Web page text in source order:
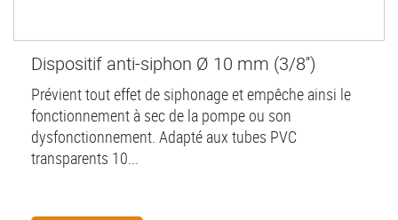
Dispositif anti-siphon Ø 10 mm (3/8'')
Prévient tout effet de siphonage et empêche ainsi le
fonctionnement à sec de la pompe ou son
dysfonctionnement. Adapté aux tubes PVC
transparents 10...